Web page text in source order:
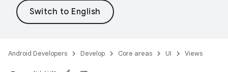
Android Developers Develop Core areas UI Views